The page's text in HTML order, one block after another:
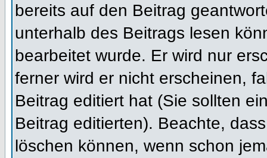
bereits auf den Beitrag
unterhalb des Beitrags lesen
bearbeitet wurde. Er wird nur
ferner wird er nicht erscheinen,
Beitrag editiert hat (Sie sollten
Beitrag editierten). Beachte,
löschen können, wenn schon